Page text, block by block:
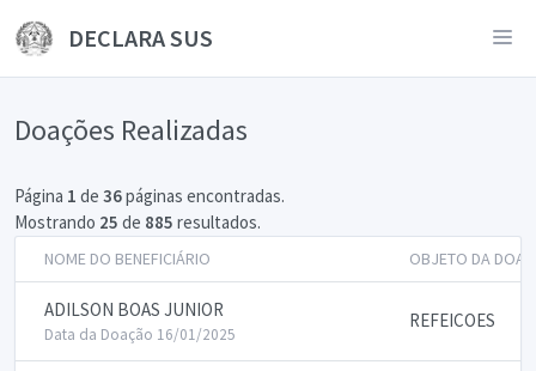
DECLARA SUS
Doações Realizadas
Página 1 de 36páginas encontradas.
Mostrando 25 de 885 resultados.
NOME DO BENEFICIÁRIO OBJETO DA
ADILSON BOAS JUNIOR
Data da Doação 16/01/2025
REFEICOES